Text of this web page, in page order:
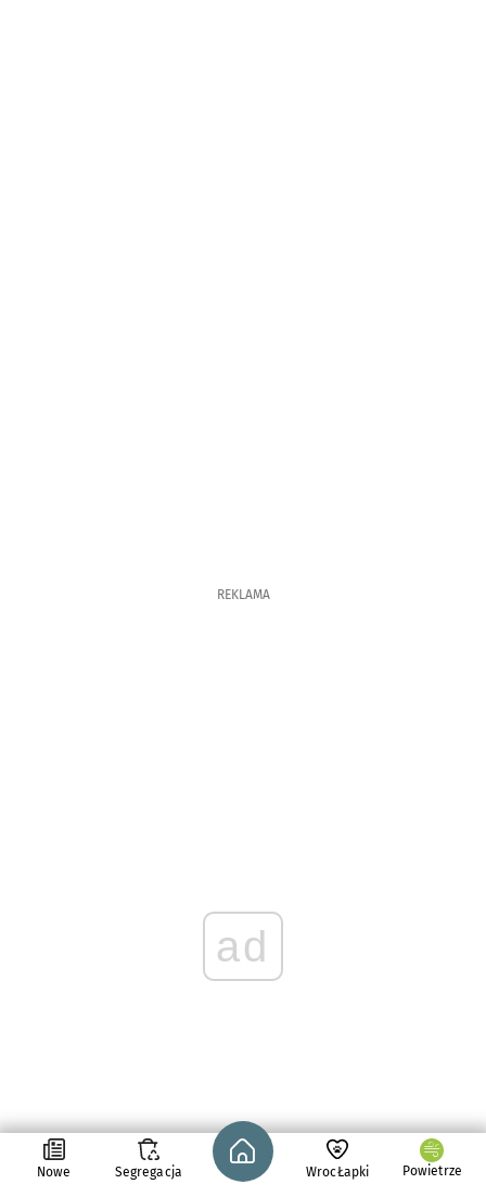
REKLAMA
ad
Nowe Segregacja
Strona główna - wroclaw.pl
WrocŁapki Powietrze